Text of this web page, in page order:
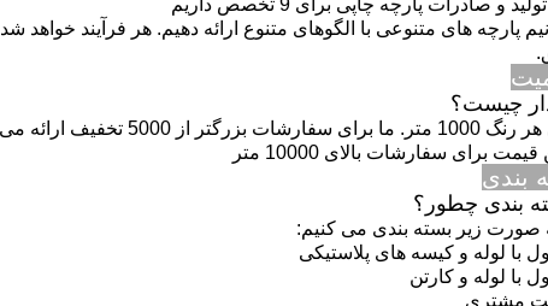
و صادرات پارچه چاپی برای 9 تخصص داریم
پارچه های متنوعی با الگوهای متنوع ارائه دهیم. هر فرآیند خواهد شد
چیست؟
1000 متر.
ما برای سفارشات بزرگتر از 5000 تخفیف ارائه می دهیم
برای سفارشات بالای 10000 متر
بندی چطور؟
صورت زیر بسته بندی می کنیم: